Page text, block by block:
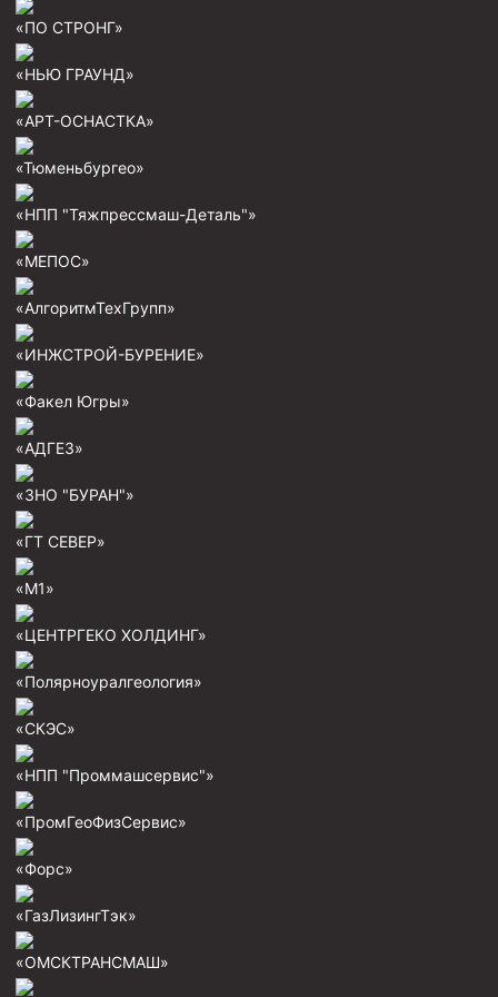
Пробки цементировочные
Скребки корончатые СК и тросовые СТ
Башмаки колонные
Инструмент для бурения и КРС (ловильный, аварийный)
Перья для резки кабеля
Шаблоны колонные
Пауки механические
Желонки
Ерши механические
Удочки ловильные
Труболовки
заводным зубом
Фрезеры стартово-оконные
Печати свинцовые
«ПО СТРОНГ»
«НЬЮ ГРАУНД»
«АРТ-ОСНАСТКА»
«Тюменьбургео»
«НПП "Тяжпрессмаш-Деталь"»
«МЕПОС»
«АлгоритмТехГрупп»
«ИНЖСТРОЙ-БУРЕНИЕ»
«Факел Югры»
«АДГЕЗ»
«ЗНО "БУРАН"»
«ГТ СЕВЕР»
«М1»
«ЦЕНТРГЕКО ХОЛДИНГ»
«Полярноуралгеология»
«СКЭС»
«НПП "Проммашсервис"»
«ПромГеоФизСервис»
«Форс»
«ГазЛизингТэк»
«ОМСКТРАНСМАШ»